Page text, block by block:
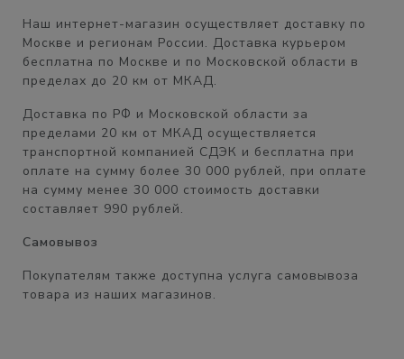
Наш интернет-магазин осуществляет доставку по
Москве и регионам России. Доставка курьером
бесплатна по Москве и по Московской области в
пределах до 20 км от МКАД.
Доставка по РФ и Московской области за
пределами 20 км от МКАД осуществляется
транспортной компанией СДЭК и бесплатна при
оплате на сумму более 30 000 рублей, при оплате
на сумму менее 30 000 стоимость доставки
составляет 990 рублей.
Самовывоз
Покупателям также доступна услуга самовывоза
товара из наших магазинов.